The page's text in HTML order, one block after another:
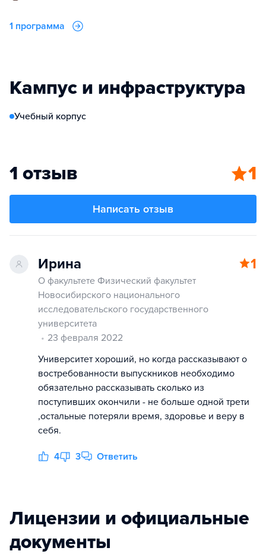
1 программа
Кампус и инфраструктура
Учебный корпус
1 отзыв 1
Написать отзыв
Ирина 1
О факультете Физический факультет
Новосибирского национального
исследовательского государственного
университета
23 февраля 2022
Университет хороший, но когда рассказывают о
востребованности выпускников необходимо
обязательно рассказывать сколько из
поступивших окончили - не больше одной трети
,остальные потеряли время, здоровье и веру в
себя.
4 3 Ответить
Лицензии и официальные
документы